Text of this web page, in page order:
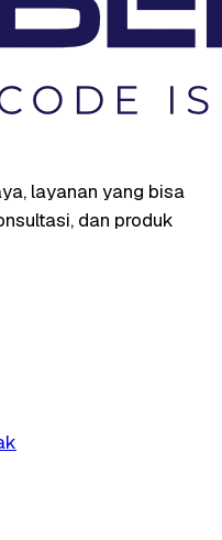
layanan yang bisa
dan produk